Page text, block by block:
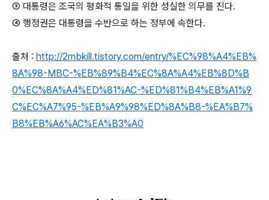
③ 대통령은 조국의 평화적 통일을 위한 성실한 의무를 진다.
④ 행정권은 대통령을 수반으로 하는 정부에 속한다.
출처 : http://2mbkill.tistory.com/entry/%EC%98%A4%EB%
8A%98-MBC-%EB%89%B4%EC%8A%A4%EB%8D%B
0%EC%8A%A4%ED%81%AC-%ED%81%B4%EB%A1%9
C%EC%A7%95-%EB%A9%98%ED%8A%B8-%EA%B7%
B8%EB%A6%AC%EA%B3%A0